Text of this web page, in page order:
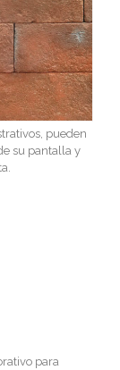
pueden
su pantalla y
para